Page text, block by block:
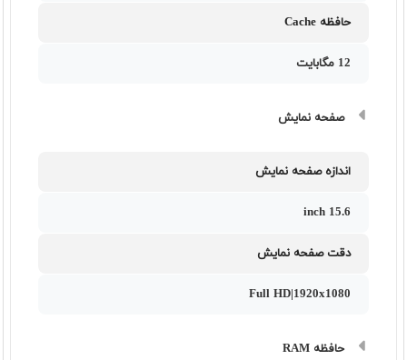
حافظه Cache
12 مگابایت
صفحه نمایش
اندازه صفحه نمایش
15.6 inch
دقت صفحه نمایش
Full HD|1920x1080
حافظه RAM